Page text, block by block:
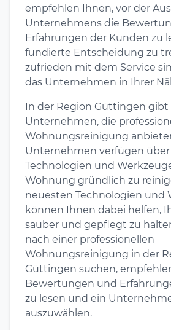
empfehlen Ihnen, vor der
Unternehmens die
Erfahrungen der Kunden zu
fundierte Entscheidung zu
zufrieden mit dem Service
das Unternehmen in Ihrer
In der Region Güttingen gibt
Unternehmen, die
Wohnungsreinigung
Unternehmen verfügen
Technologien und
Wohnung gründlich zu
neuesten Technologien und
können Ihnen dabei helfen,
sauber und gepflegt zu
nach einer professionellen
Wohnungsreinigung in der
Güttingen suchen,
Bewertungen und
zu lesen und ein
auszuwählen.